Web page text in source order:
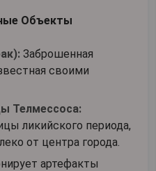
Объекты
Заброшенная
своими
Телмессоса:
ликийского периода,
от центра города.
артефакты